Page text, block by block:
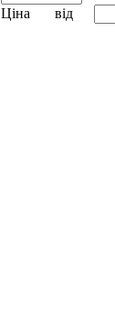
Ціна від